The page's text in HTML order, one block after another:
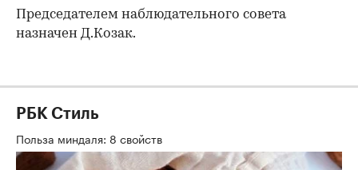
Председателем наблюдательного совета
назначен Д.Козак.
РБК Стиль
Польза миндаля: 8 свойств